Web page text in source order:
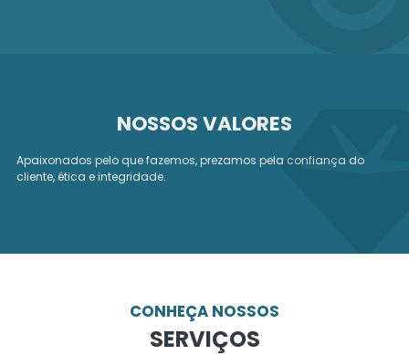
NOSSOS VALORES
Apaixonados pelo que fazemos, prezamos pela confiança do
cliente, ética e integridade.
CONHEÇA NOSSOS
SERVIÇOS